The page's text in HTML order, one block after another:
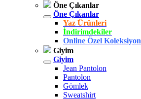
Öne Çıkanlar
Öne Çıkanlar
Yaz Ürünleri
İndirimdekiler
Online Özel Koleksiyon
Giyim
Giyim
Jean Pantolon
Pantolon
Gömlek
Sweatshirt